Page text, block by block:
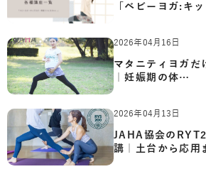
「ベビーヨガ:キ
2026年04月16日
マタニティヨガだ
｜妊娠期の体…
2026年04月13日
JAHA協会の
講｜土台から応用